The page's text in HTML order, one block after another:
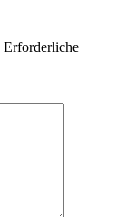
Erforderliche